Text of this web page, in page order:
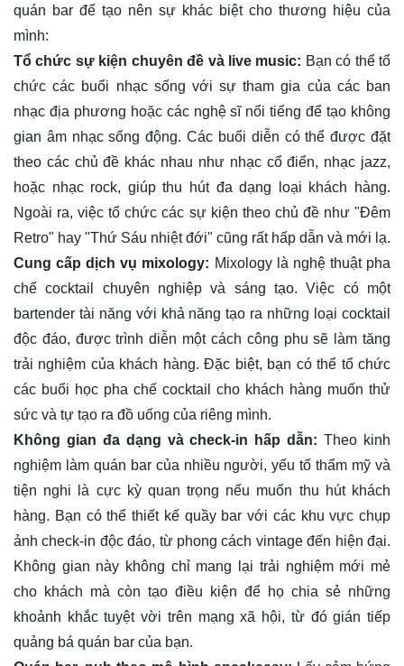
quán bar để tạo nên sự khác biệt cho thương hiệu của
mình:
Tổ chức sự kiện chuyên đề và live music: Bạn có thể tổ
chức các buổi nhạc sống với sự tham gia của các ban
nhạc địa phương hoặc các nghệ sĩ nổi tiếng để tạo không
gian âm nhạc sống động. Các buổi diễn có thể được đặt
theo các chủ đề khác nhau như nhạc cổ điển, nhạc jazz,
hoặc nhạc rock, giúp thu hút đa dạng loại khách hàng.
Ngoài ra, việc tổ chức các sự kiện theo chủ đề như "Đêm
Retro" hay "Thứ Sáu nhiệt đới" cũng rất hấp dẫn và mới lạ.
Cung cấp dịch vụ mixology: Mixology là nghệ thuật pha
chế cocktail chuyên nghiệp và sáng tạo. Việc có một
bartender tài năng với khả năng tạo ra những loại cocktail
độc đáo, được trình diễn một cách công phu sẽ làm tăng
trải nghiệm của khách hàng. Đặc biệt, bạn có thể tổ chức
các buổi học pha chế cocktail cho khách hàng muốn thử
sức và tự tạo ra đồ uống của riêng mình.
Không gian đa dạng và check-in hấp dẫn: Theo kinh
nghiệm làm quán bar của nhiều người, yếu tố thẩm mỹ và
tiện nghi là cực kỳ quan trọng nếu muốn thu hút khách
hàng. Bạn có thể thiết kế quầy bar với các khu vực chụp
ảnh check-in độc đáo, từ phong cách vintage đến hiện đại.
Không gian này không chỉ mang lại trải nghiệm mới mẻ
cho khách mà còn tạo điều kiện để họ chia sẻ những
khoảnh khắc tuyệt vời trên mạng xã hội, từ đó gián tiếp
quảng bá quán bar của bạn.